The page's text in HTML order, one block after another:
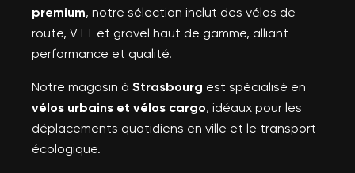
premium, notre sélection inclut des vélos de
route, VTT et gravel haut de gamme, alliant
performance et qualité.
Notre magasin à Strasbourg est spécialisé en
vélos urbains et vélos cargo, idéaux pour les
déplacements quotidiens en ville et le transport
écologique.